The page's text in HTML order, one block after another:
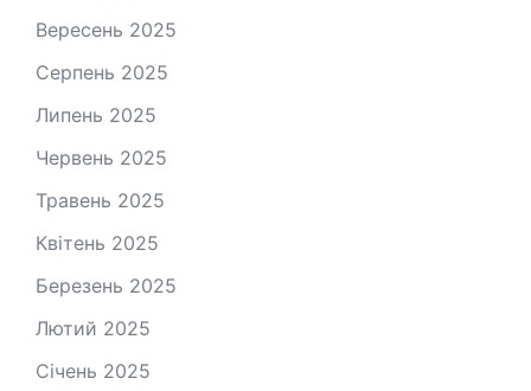
Вересень 2025
Серпень 2025
Липень 2025
Червень 2025
Травень 2025
Квітень 2025
Березень 2025
Лютий 2025
Січень 2025